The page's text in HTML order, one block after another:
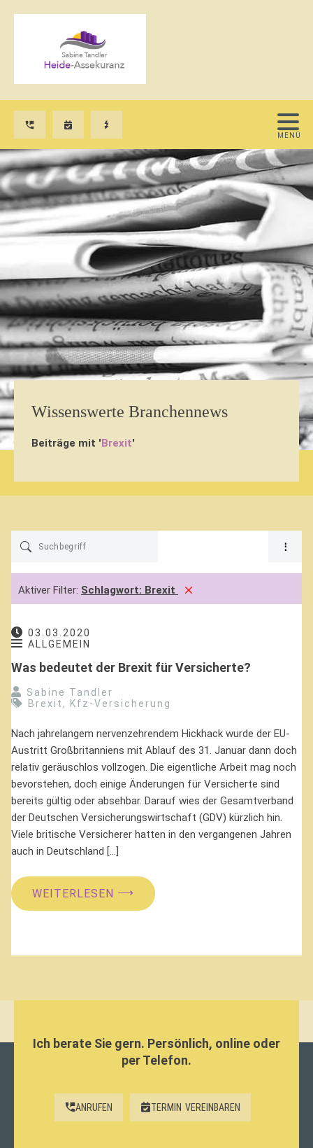
Wissenswerte Branchennews
Beiträge mit 'Brexit'
Aktiver Filter: Schlagwort: Brexit
03.03.2020
ALLGEMEIN
Was bedeutet der Brexit für Versicherte?
Sabine Tandler
Brexit , Kfz-Versicherung
Nach jahrelangem nervenzehrendem Hickhack wurde der EU-
Austritt Großbritanniens mit Ablauf des 31. Januar dann doch
relativ geräuschlos vollzogen. Die eigentliche Arbeit mag noch
bevorstehen, doch einige Änderungen für Versicherte sind
bereits gültig oder absehbar. Darauf wies der Gesamtverband
der Deutschen Versicherungswirtschaft (GDV) kürzlich hin.
Viele britische Versicherer hatten in den vergangenen Jahren
auch in Deutschland […]
WEITERLESEN ⟶
Ich berate Sie gern. Persönlich, online oder
per Telefon.
ANRUFEN TERMIN VEREINBAREN